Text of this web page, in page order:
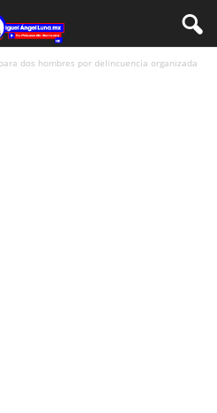
dos hombres por delincuencia organizada